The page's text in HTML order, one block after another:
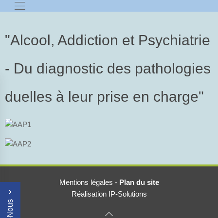
"Alcool, Addiction et Psychiatrie
- Du diagnostic des pathologies
duelles à leur prise en charge"
Mentions légales - Plan du site
Réalisation IP-Solutions